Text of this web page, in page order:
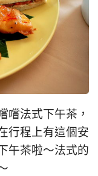
嚐法式下午茶，
行程上有這個安
午茶啦～法式的